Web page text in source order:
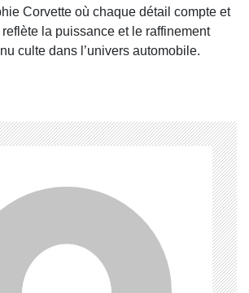
Corvette où chaque détail compte et
la puissance et le raffinement
culte dans l’univers automobile.